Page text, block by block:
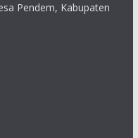
Pendem, Kabupaten